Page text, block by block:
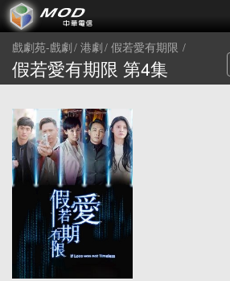
戲劇苑-戲劇 港劇 假若愛有期限
假若愛有期限 第4集